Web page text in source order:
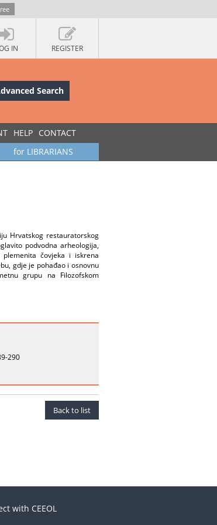
IN REGISTER
Search
HELP CONTACT
for LIBRARIANS
Hrvatskog restauratorskog
podvodna arheologija,
čovjeka i iskrena
gdje je pohađao i osnovnu
grupu na Filozofskom
290
Back to list
with CEEOL